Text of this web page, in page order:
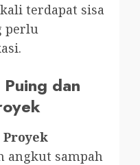
terdapat sisa
perlu
Puing dan
angkut sampah